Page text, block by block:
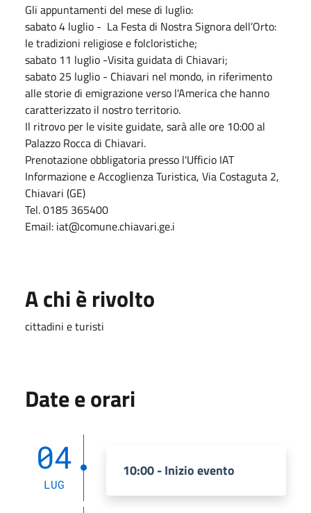
Gli appuntamenti del mese di luglio:
sabato 4 luglio - La Festa di Nostra Signora dell’Orto:
le tradizioni religiose e folcloristiche;
sabato 11 luglio -Visita guidata di Chiavari;
sabato 25 luglio - Chiavari nel mondo, in riferimento
alle storie di emigrazione verso l'America che hanno
caratterizzato il nostro territorio.
Il ritrovo per le visite guidate, sarà alle ore 10:00 al
Palazzo Rocca di Chiavari.
Prenotazione obbligatoria presso l'Ufficio IAT
Informazione e Accoglienza Turistica, Via Costaguta 2,
Chiavari (GE)
Tel. 0185 365400
Email: iat@comune.chiavari.ge.i
A chi è rivolto
cittadini e turisti
Date e orari
04
LUG
10:00 - Inizio evento